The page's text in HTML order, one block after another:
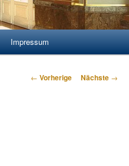
Impressum
Artikelnavigation
← Vorherige Nächste →